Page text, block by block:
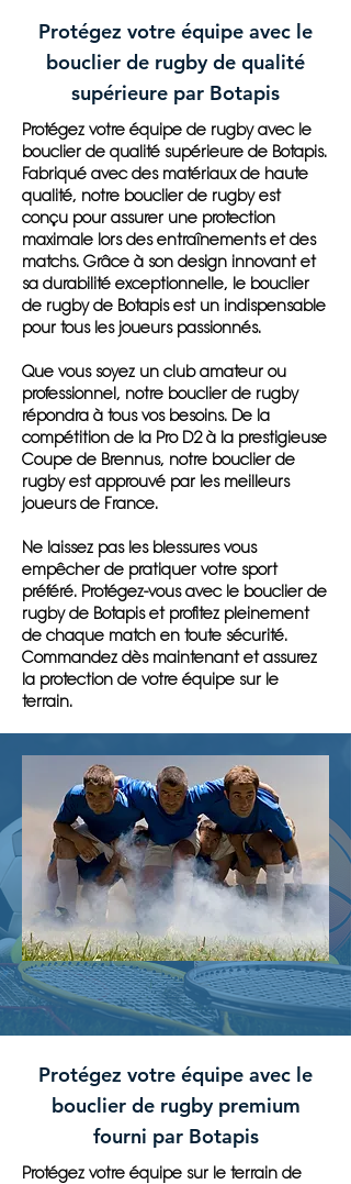
Protégez votre équipe avec le
bouclier de rugby de qualité
supérieure par Botapis
Protégez votre équipe de rugby avec le
bouclier de qualité supérieure de Botapis.
Fabriqué avec des matériaux de haute
qualité, notre bouclier de rugby est
conçu pour assurer une protection
maximale lors des entraînements et des
matchs. Grâce à son design innovant et
sa durabilité exceptionnelle, le bouclier
de rugby de Botapis est un indispensable
pour tous les joueurs passionnés.
Que vous soyez un club amateur ou
professionnel, notre bouclier de rugby
répondra à tous vos besoins. De la
compétition de la Pro D2 à la prestigieuse
Coupe de Brennus, notre bouclier de
rugby est approuvé par les meilleurs
joueurs de France.
Ne laissez pas les blessures vous
empêcher de pratiquer votre sport
préféré. Protégez-vous avec le bouclier de
rugby de Botapis et profitez pleinement
de chaque match en toute sécurité.
Commandez dès maintenant et assurez
la protection de votre équipe sur le
terrain.
Protégez votre équipe avec le
bouclier de rugby premium
fourni par Botapis
Protégez votre équipe sur le terrain de